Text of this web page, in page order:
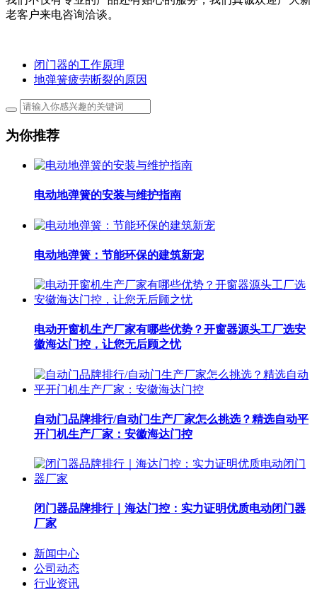
老客户来电咨询洽谈。
闭门器的工作原理
地弹簧疲劳断裂的原因
为你推荐
电动地弹簧的安装与维护指南
电动地弹簧：节能环保的建筑新宠
电动开窗机生产厂家有哪些优势？开窗器源头工厂选安
徽海达门控，让您无后顾之忧
自动门品牌排行/自动门生产厂家怎么挑选？精选自动平
开门机生产厂家：安徽海达门控
闭门器品牌排行｜海达门控：实力证明优质电动闭门器
厂家
新闻中心
公司动态
行业资讯